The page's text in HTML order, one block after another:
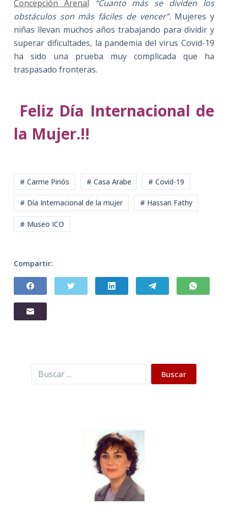
Concepción Arenal
“Cuanto más se dividen los
obstáculos son más fáciles de vencer”.Mujeres y
niñas llevan muchos años trabajando para dividir y
superar dificultades, la pandemia del virus Covid-19
ha sido una prueba muy complicada que ha
traspasado fronteras.
Feliz Día Internacional de
la Mujer.!!
# Carme Pinós # Casa Arabe # Covid-19
# Día Internacional de la mujer # Hassan Fathy
# Museo ICO
Compartir:
Buscar Buscar